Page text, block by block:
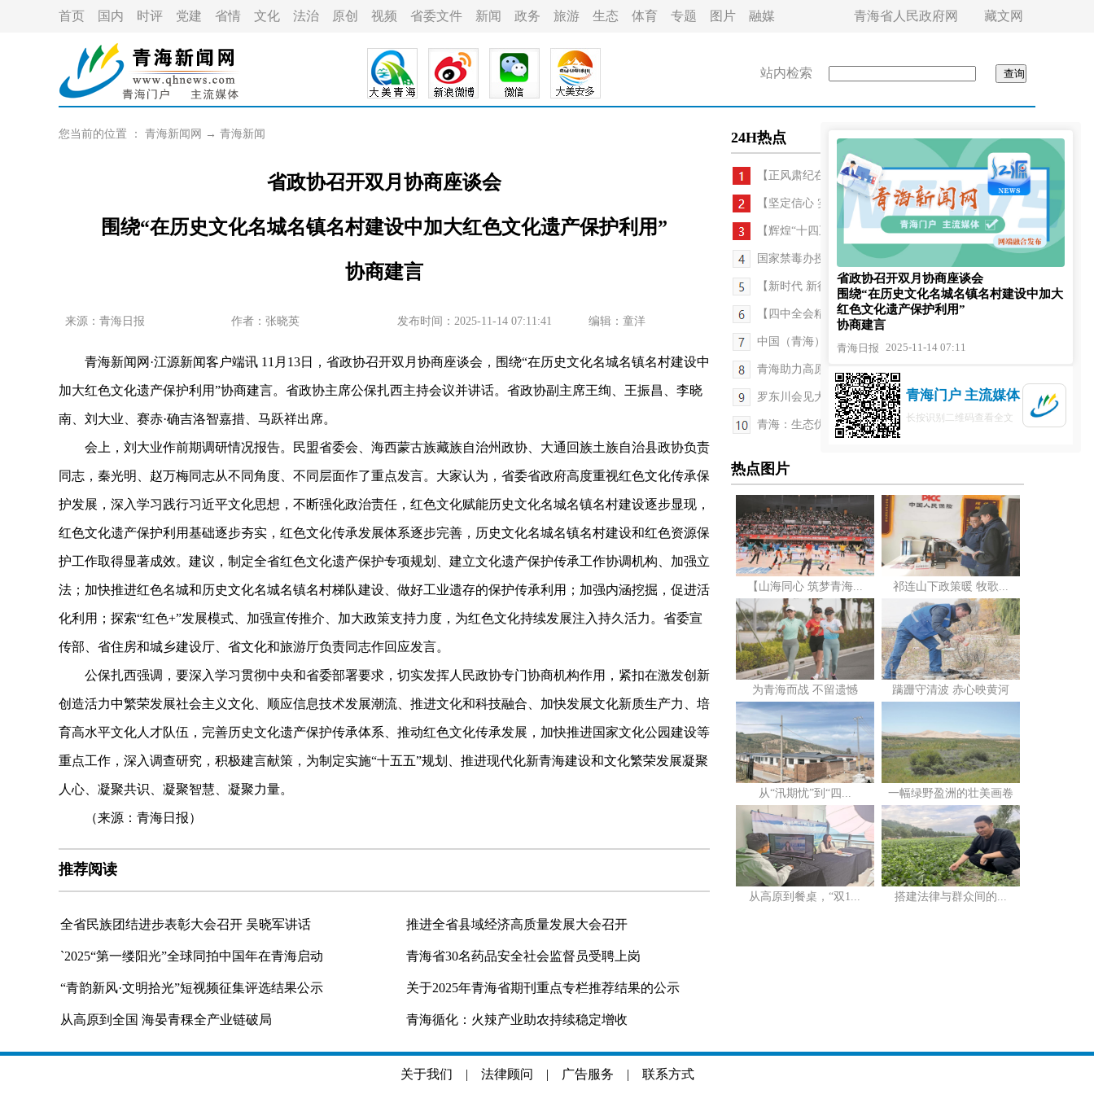
首页 国内 时评 党建 省情 文化 法治 原创 视频 省委文件 新闻 政务 旅游 生态 体育 专题 图片 融媒 青海省人民政府网 藏文网
站内检索
您当前的位置 ： 青海新闻网 → 青海新闻
省政协召开双月协商座谈会
围绕“在历史文化名城名镇名村建设中加大红色文化遗产保护利用”
协商建言
来源：青海日报 作者： 张晓英 发布时间：2025-11-14 07:11:41 编辑：童洋
青海新闻网·江源新闻客户端讯 11月13日，省政协召开双月协商座谈会，围绕“在历史文化名城名镇名村建设中
加大红色文化遗产保护利用”协商建言。省政协主席公保扎西主持会议并讲话。省政协副主席王绚、王振昌、李晓
南、刘大业、赛赤·确吉洛智嘉措、马跃祥出席。
会上，刘大业作前期调研情况报告。民盟省委会、海西蒙古族藏族自治州政协、大通回族土族自治县政协负责
同志，秦光明、赵万梅同志从不同角度、不同层面作了重点发言。大家认为，省委省政府高度重视红色文化传承保
护发展，深入学习践行习近平文化思想，不断强化政治责任，红色文化赋能历史文化名城名镇名村建设逐步显现，
红色文化遗产保护利用基础逐步夯实，红色文化传承发展体系逐步完善，历史文化名城名镇名村建设和红色资源保
护工作取得显著成效。建议，制定全省红色文化遗产保护专项规划、建立文化遗产保护传承工作协调机构、加强立
法；加快推进红色名城和历史文化名城名镇名村梯队建设、做好工业遗存的保护传承利用；加强内涵挖掘，促进活
化利用；探索“红色+”发展模式、加强宣传推介、加大政策支持力度，为红色文化持续发展注入持久活力。省委宣
传部、省住房和城乡建设厅、省文化和旅游厅负责同志作回应发言。
公保扎西强调，要深入学习贯彻中央和省委部署要求，切实发挥人民政协专门协商机构作用，紧扣在激发创新
创造活力中繁荣发展社会主义文化、顺应信息技术发展潮流、推进文化和科技融合、加快发展文化新质生产力、培
育高水平文化人才队伍，完善历史文化遗产保护传承体系、推动红色文化传承发展，加快推进国家文化公园建设等
重点工作，深入调查研究，积极建言献策，为制定实施“十五五”规划、推进现代化新青海建设和文化繁荣发展凝聚
人心、凝聚共识、凝聚智慧、凝聚力量。
（来源：青海日报）
推荐阅读
全省民族团结进步表彰大会召开 吴晓军讲话 推进全省县域经济高质量发展大会召开
`2025“第一缕阳光”全球同拍中国年在青海启动 青海省30名药品安全社会监督员受聘上岗
“青韵新风·文明拾光”短视频征集评选结果公示 关于2025年青海省期刊重点专栏推荐结果的公示
从高原到全国 海晏青稞全产业链破局 青海循化：火辣产业助农持续稳定增收
24H热点
【正风肃纪在身边】关于4起违反中央八项规定精...
【坚定信心 实干争先】中国人民银行青海省分行：多...
【辉煌“十四五” 改革谱新篇·走基层 看变化】指尖...
国家禁毒办授予西宁“全国禁毒示范城市”称号
【新时代 新征程 新伟业·高质量发展调研行】破“寒...
【四中全会精神在基层·记者手记】青海：互助秸秆“...
中国（青海）第23批援布隆迪医疗队载誉而归
青海助力高原特色农产品出口实现历史性突破
罗东川会见大陆希望集团总裁陈斌一行
青海：生态优先促畜牧业绿色发展 迈向“三生”共赢...
热点图片
【山海同心 筑梦青海... 祁连山下政策暖 牧歌...
为青海而战 不留遗憾 蹒跚守清波 赤心映黄河
从“汛期忧”到“四... 一幅绿野盈洲的壮美画卷
从高原到餐桌，“双1... 搭建法律与群众间的...
关于我们 | 法律顾问 | 广告服务 | 联系方式
省政协召开双月协商座谈会
围绕“在历史文化名城名镇名村建设中加大
红色文化遗产保护利用”
协商建言
青海日报 2025-11-14 07:11
青海门户 主流媒体
长按识别二维码查看全文